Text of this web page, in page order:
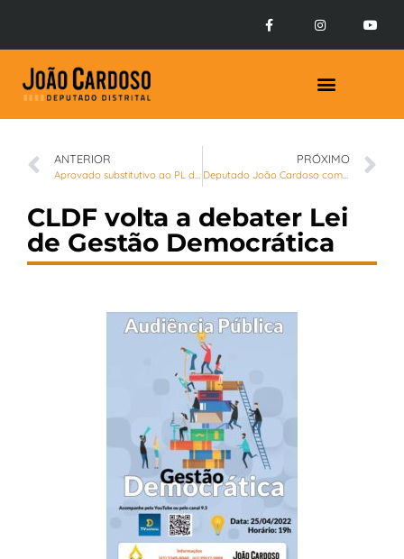
ANTERIOR PRÓXIMO
Deputado João Cardoso comemora escrituras de 223 igrejas e entidades assistenciais
CLDF volta a debater Lei
de Gestão Democrática